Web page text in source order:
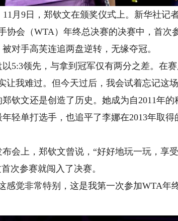
，郑钦文在颁奖仪式上。新华社记者
会（WTA）年终总决赛的决赛中，首次
对手高芙连追两盘逆转，无缘夺冠。
领先，与拿到冠军仅有两分之差。在赛
让我难过。但今天过后，我会试着忘记这
文还是创造了历史。她成为自2011年的
轻单打选手，也追平了李娜在2013年取
上，郑钦文曾说，“好好地玩一玩，享
次参赛就闯入了决赛。
觉非常特别，这是我第一次参加WTA年